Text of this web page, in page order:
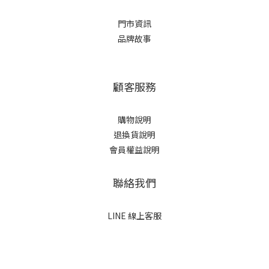
門市資訊
品牌故事
顧客服務
購物說明
退換貨說明
會員權益說明
聯絡我們
LINE 線上客服